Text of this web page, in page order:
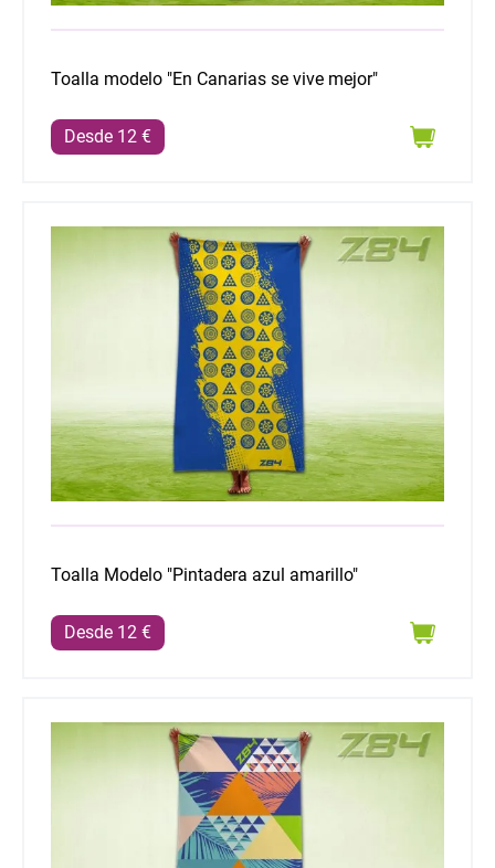
Toalla modelo "En Canarias se vive mejor"
Desde 12 €
Toalla Modelo "Pintadera azul amarillo"
Toalla Modelo "Pintadera azul amarillo"
Desde 12 €
Toalla Modelo "Triángulos"